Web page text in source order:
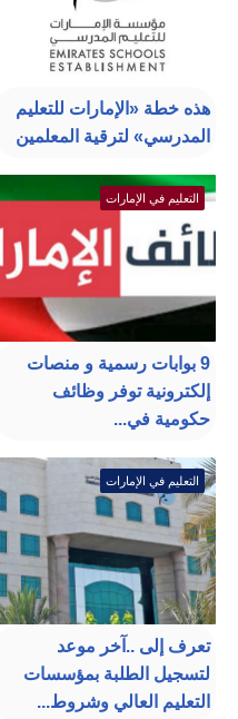
هذه خطة «الإمارات للتعليم
المدرسي» لترقية المعلمين
التعليم في الإمارات
9 بوابات رسمية و منصات
إلكترونية توفر وظائف
حكومية في...
التعليم في الإمارات
تعرف إلى ..آخر موعد
لتسجيل الطلبة بمؤسسات
التعليم العالي وشروط...